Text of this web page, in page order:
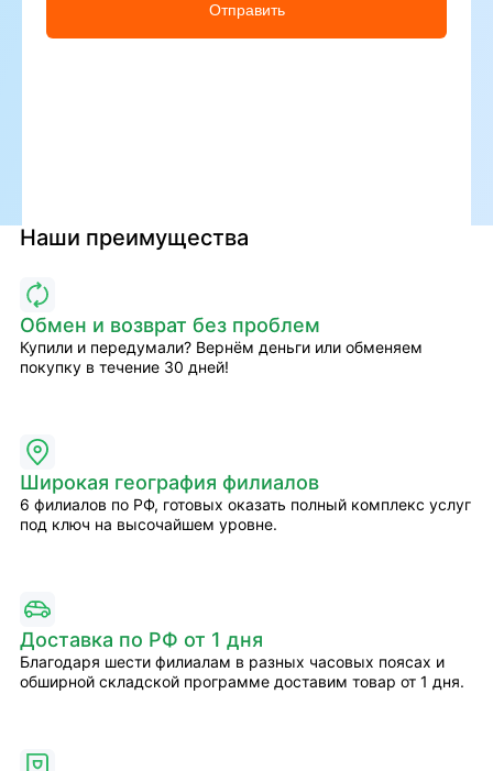
Отправить
Наши преимущества
Обмен и возврат без проблем
Купили и передумали? Вернём деньги или обменяем
покупку в течение 30 дней!
Широкая география филиалов
6 филиалов по РФ, готовых оказать полный комплекс услуг
под ключ на высочайшем уровне.
Доставка по РФ от 1 дня
Благодаря шести филиалам в разных часовых поясах и
обширной складской программе доставим товар от 1 дня.